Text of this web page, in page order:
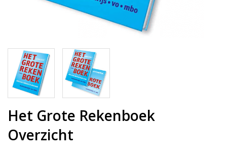
Het Grote Rekenboek
Overzicht